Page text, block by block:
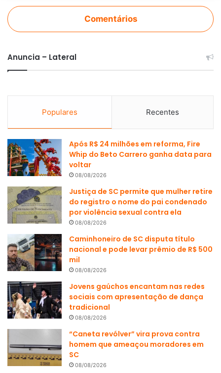
Comentários
Anuncia – Lateral
Populares Recentes
Após R$ 24 milhões em reforma, Fire
Whip do Beto Carrero ganha data para
voltar
08/08/2026
Justiça de SC permite que mulher retire
do registro o nome do pai condenado
por violência sexual contra ela
08/08/2026
Caminhoneiro de SC disputa título
nacional e pode levar prêmio de R$ 500
mil
08/08/2026
Jovens gaúchos encantam nas redes
sociais com apresentação de dança
tradicional
08/08/2026
“Caneta revólver” vira prova contra
homem que ameaçou moradores em
SC
08/08/2026